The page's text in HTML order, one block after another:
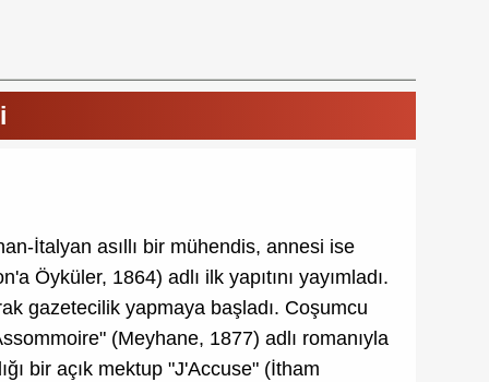
İtalyan asıllı bir mühendis, annesi ise
Öyküler, 1864) adlı ilk yapıtını yayımladı.
gazetecilik yapmaya başladı. Coşumcu
(Meyhane, 1877) adlı romanıyla
bir açık mektup "J'Accuse" (İtham